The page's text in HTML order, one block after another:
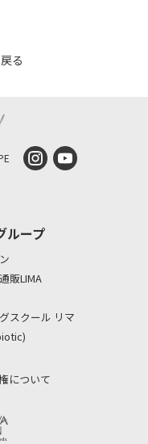
る
ループ
販LIMA
スクール リマ
について